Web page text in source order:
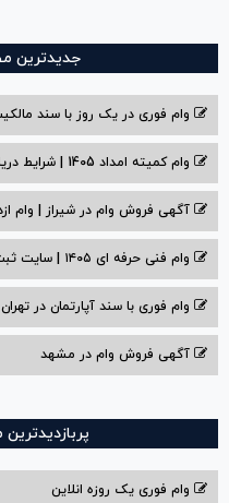
جدیدترین
وام فوری در یک روز با سند
وام کمیته امداد 1405 | شرایط دریافت، مبلغ وام، اقساط
آگهی فروش وام در شیراز | وام
وام فنی حرفه ای ۱۴۰۵ | سایت ثبت نام وام فنی حرفه ای
وام فوری با سند آپارتمان در تهران
آگهی فروش وام در مشهد
وام فوری یک روزه انلاین